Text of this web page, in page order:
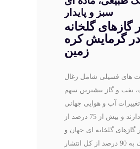
سبز و پایدار
گازهای گلخانه
گرمایش کره
زمین
‌های فسیلی شامل زغال
نفت و گاز بیشترین سهم
تغییرات آب و هوایی جهانی
دارند و بیش از 75 درصد از
گازهای گلخانه ‌ای جهان و
نزدیک به 90 درصد از کل انتشار